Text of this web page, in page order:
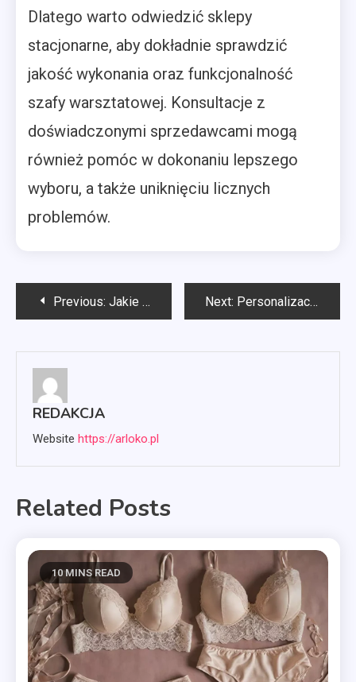
Dlatego warto odwiedzić sklepy
stacjonarne, aby dokładnie sprawdzić
jakość wykonania oraz funkcjonalność
szafy warsztatowej. Konsultacje z
doświadczonymi sprzedawcami mogą
również pomóc w dokonaniu lepszego
wyboru, a także uniknięciu licznych
problemów.
Nawigacja
Previous: Jakie odpady można wrzucać do kontenerów budowlanych? Next: Personalizacja bluzy kucharskiej – jak to zrobić?
REDAKCJA
Website https://arloko.pl
Related Posts
10 MINS READ